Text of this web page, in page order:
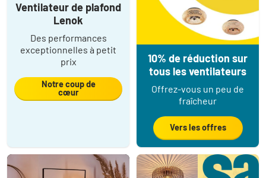
Ventilateur de plafond
Lenok
Des performances
exceptionnelles à petit
prix
Notre coup de
cœur
10% de réduction sur
tous les ventilateurs
Offrez-vous un peu de
fraîcheur
Vers les offres